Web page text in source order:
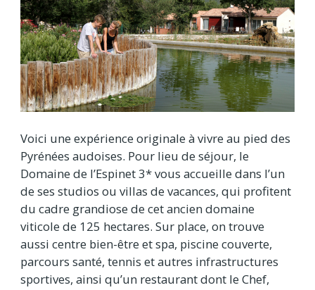
Voici une expérience originale à vivre au pied des
Pyrénées audoises. Pour lieu de séjour, le
Domaine de l’Espinet 3* vous accueille dans l’un
de ses studios ou villas de vacances, qui profitent
du cadre grandiose de cet ancien domaine
viticole de 125 hectares. Sur place, on trouve
aussi centre bien-être et spa, piscine couverte,
parcours santé, tennis et autres infrastructures
sportives, ainsi qu’un restaurant dont le Chef,